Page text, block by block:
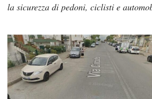
la sicurezza di pedoni, ciclisti e